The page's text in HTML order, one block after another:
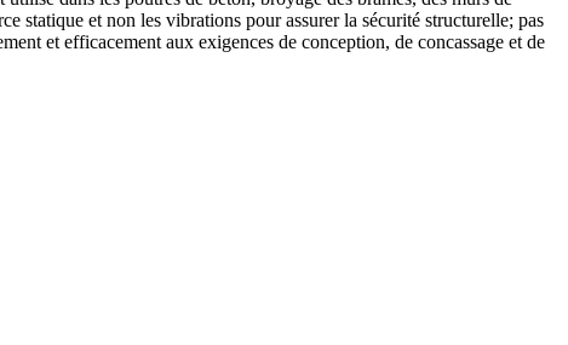
statique et non les vibrations pour assurer la sécurité structurelle; pas
et efficacement aux exigences de conception, de concassage et de